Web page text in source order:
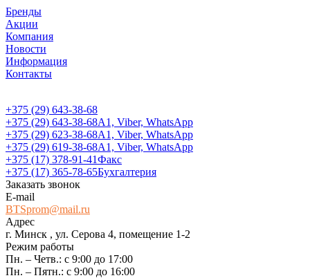
Бренды
Акции
Компания
Новости
Информация
Контакты
+375 (29) 643-38-68
+375 (29) 643-38-68А1, Viber, WhatsApp
+375 (29) 623-38-68А1, Viber, WhatsApp
+375 (29) 619-38-68А1, Viber, WhatsApp
+375 (17) 378-91-41Факс
+375 (17) 365-78-65Бухгалтерия
Заказать звонок
E-mail
BTSprom@mail.ru
Адрес
г. Минск , ул. Серова 4, помещение 1-2
Режим работы
Пн. – Четв.: с 9:00 до 17:00
Пн. – Пятн.: с 9:00 до 16:00